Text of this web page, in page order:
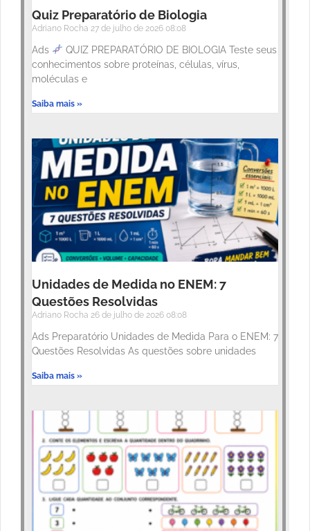
Quiz Preparatório de Biologia
Adriano Rocha 27 de julho de 2026 08:08
Ads
QUIZ PREPARATÓRIO DE BIOLOGIA Teste seus
conhecimentos sobre proteínas, células, vírus,
moléculas e
Saiba mais »
Unidades de Medida no ENEM: 7
Questões Resolvidas
Adriano Rocha 26 de julho de 2026 08:08
Ads Preparatório Unidades de Medida Para o ENEM: 7
Questões Resolvidas As questões sobre unidades
Saiba mais »